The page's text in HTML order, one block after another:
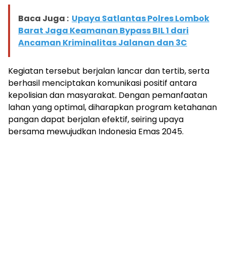
Baca Juga : Upaya Satlantas Polres Lombok
Barat Jaga Keamanan Bypass BIL 1 dari
Ancaman Kriminalitas Jalanan dan 3C
Kegiatan tersebut berjalan lancar dan tertib, serta
berhasil menciptakan komunikasi positif antara
kepolisian dan masyarakat. Dengan pemanfaatan
lahan yang optimal, diharapkan program ketahanan
pangan dapat berjalan efektif, seiring upaya
bersama mewujudkan Indonesia Emas 2045.